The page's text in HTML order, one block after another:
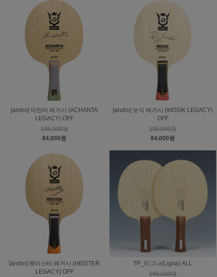
[andro] 아찬타 레거시 (ACHANTA
LEGACY) OFF
105,000원
84,000원
[andro] 보식 레거시 (WOSIK LEGACY)
OFF
105,000원
84,000원
[andro] 헤이스터 레거시 (HEISTER
LEGACY) OFF
TP_리그나(Ligna) ALL
195,000원